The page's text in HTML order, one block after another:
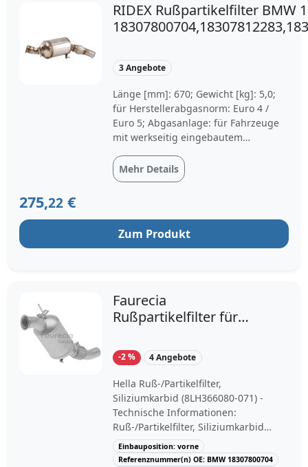
RIDEX Rußpartikelfilter BMW
Abgasanlage 18307812286
3 Angebote
Länge [mm]: 670; Gewicht [kg]: 5,0;
für Herstellerabgasnorm: Euro 4 /
Euro 5; Abgasanlage: für Fahrzeuge
mit werkseitig eingebautem
Fahrzeuge mit Katalysator;
Ergänzungsartikel / Ergänzende Info
Abgasnorm: Euro 3; Motorcode: N47;
TECDOC-Motornummer: 24405
Mehr Details
275,22 €
Zum Produkt
Faurecia
Rußpartikelfilter für
-2 % 4 Angebote
Hella Ruß-/Partikelfilter,
Siliziumkarbid (8LH366080-071) -
Technische Informationen:
Ruß-/Partikelfilter, Siliziumkarbid
Abgasnorm: Euro 4 Material:
Siliziumcarbid
Einbauposition: vorne
Referenznummer(n) OE: BMW 18307800704